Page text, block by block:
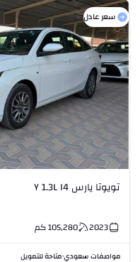
سعر عادل
تويوتا يارس Y 1.3L I4
2023
105,280كم
مواصفات سعودي•متاحة للتمويل